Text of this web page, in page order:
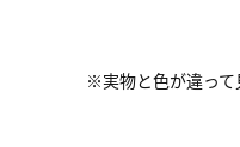
※実物と色が違って